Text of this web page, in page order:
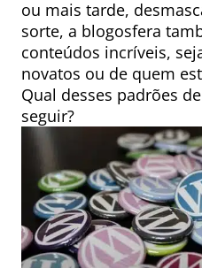
ou mais tarde,
sorte, a blogosfera
conteúdos incríveis,
novatos ou de quem
Qual desses padrões
seguir?